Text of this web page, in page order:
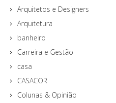
Arquitetos e Designers
Arquitetura
banheiro
Carreira e Gestão
casa
CASACOR
Colunas & Opinião